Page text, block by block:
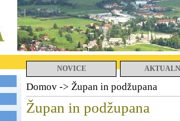
NOVICE
Domov -> Župan in podžupana
Župan in podžupana